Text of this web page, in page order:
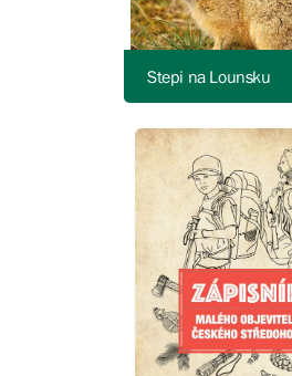
Stepi na Lounsku